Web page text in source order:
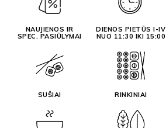
NAUJIENOS IR
SPEC. PASIŪLYMAI
DIENOS PIETŪS I-IV
NUO 11:30 IKI 15:00
SUŠIAI RINKINIAI